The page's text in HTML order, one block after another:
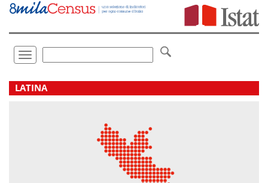
Vai
direttamente
Toggle
navigation
LATINA